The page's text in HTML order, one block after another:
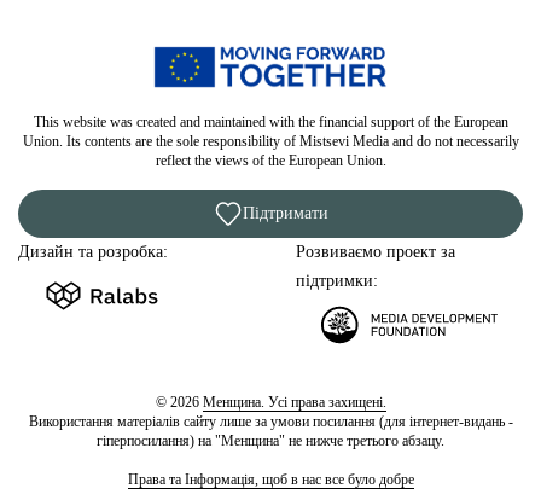
This website was created and maintained with the financial support of the European
Union. Its contents are the sole responsibility of Mistsevi Media and do not necessarily
reflect the views of the European Union.
Підтримати
Дизайн та розробка:
Розвиваємо проект за
підтримки:
© 2026 Менщина. Усі права захищені.
Використання матеріалів сайту лише за умови посилання (для інтернет-видань -
гіперпосилання) на "Менщина" не нижче третього абзацу.
Права та Інформація, щоб в нас все було добре